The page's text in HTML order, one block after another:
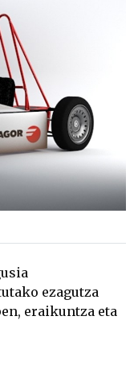
ezagutza
eraikuntza eta